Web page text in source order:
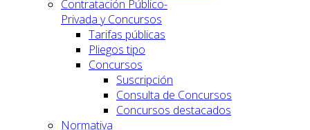
Contratación Público-
Privada y Concursos
Tarifas públicas
Pliegos tipo
Concursos
Suscripción
Consulta de Concursos
Concursos destacados
Normativa